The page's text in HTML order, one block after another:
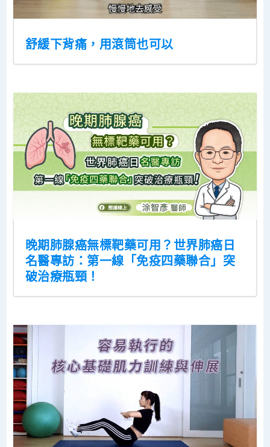
舒緩下背痛，用滾筒也可以
晚期肺腺癌無標靶藥可用？世界肺癌日
名醫專訪：第一線「免疫四藥聯合」突
破治療瓶頸！